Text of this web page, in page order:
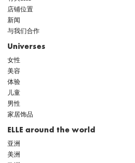
店铺位置
新闻
与我们合作
Universes
女性
美容
体验
儿童
男性
家居饰品
ELLE around the world
亚洲
美洲